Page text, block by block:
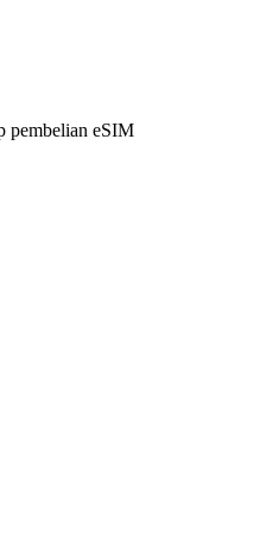
pembelian eSIM